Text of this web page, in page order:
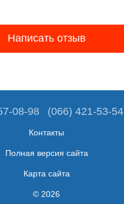
Написать отзыв
08-98 (066) 421-53-54
Контакты
Полная версия сайта
Карта сайта
© 2026